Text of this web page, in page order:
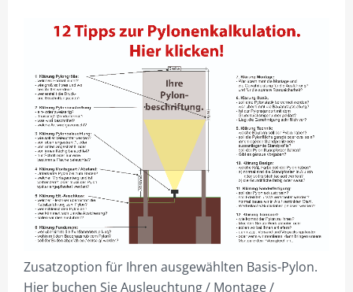
DREIECK PYLONE B300CM
DREIECK PYLONE B100CM BELEUCHTET
DREIECK PYLONE B125CM BELEUCHTET
DREIECK PYLONE B150CM BELEUCHTET
DREIECK PYLONE B200CM BELEUCHTET
DREIECK PYLONE B250CM BELEUCHTET
DREIECK PYLONE B300CM BELEUCHTET
PROJEKTIERUNG
Zusatzoption für Ihren ausgewählten Basis-Pylon.
Hier buchen Sie Ausleuchtung / Montage /